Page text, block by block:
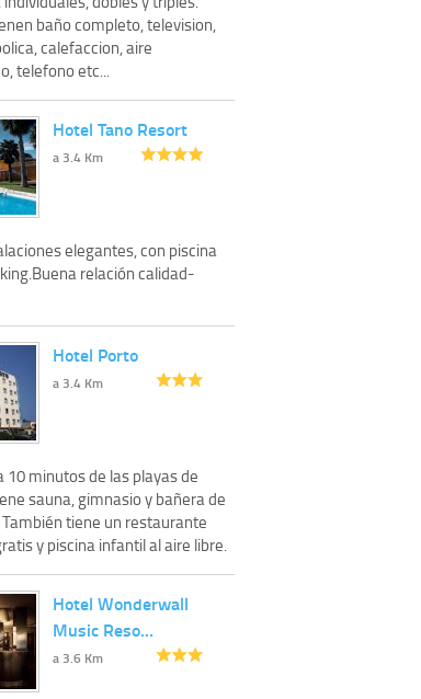
baño completo, television,
calefaccion, aire
telefono etc...
Hotel Tano Resort
a 3.4 Km
elegantes, con piscina
relación calidad-
Hotel Porto
a 3.4 Km
10 minutos de las playas de
sauna, gimnasio y bañera de
tiene un restaurante
y piscina infantil al aire libre.
Hotel Wonderwall
Music Reso…
a 3.6 Km